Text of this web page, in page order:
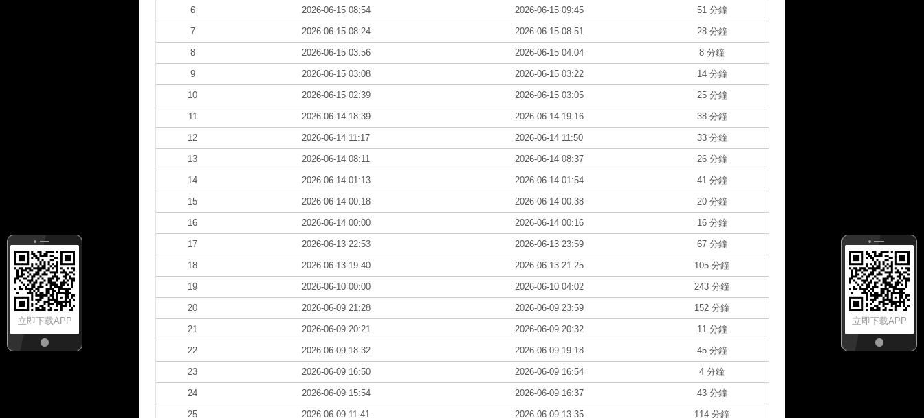
立即下载APP
立即下载APP
6 2026-06-15 08:54 2026-06-15 09:45 51 分鐘
7 2026-06-15 08:24 2026-06-15 08:51 28 分鐘
8 2026-06-15 03:56 2026-06-15 04:04 8 分鐘
9 2026-06-15 03:08 2026-06-15 03:22 14 分鐘
10 2026-06-15 02:39 2026-06-15 03:05 25 分鐘
11 2026-06-14 18:39 2026-06-14 19:16 38 分鐘
12 2026-06-14 11:17 2026-06-14 11:50 33 分鐘
13 2026-06-14 08:11 2026-06-14 08:37 26 分鐘
14 2026-06-14 01:13 2026-06-14 01:54 41 分鐘
15 2026-06-14 00:18 2026-06-14 00:38 20 分鐘
16 2026-06-14 00:00 2026-06-14 00:16 16 分鐘
17 2026-06-13 22:53 2026-06-13 23:59 67 分鐘
18 2026-06-13 19:40 2026-06-13 21:25 105 分鐘
19 2026-06-10 00:00 2026-06-10 04:02 243 分鐘
20 2026-06-09 21:28 2026-06-09 23:59 152 分鐘
21 2026-06-09 20:21 2026-06-09 20:32 11 分鐘
22 2026-06-09 18:32 2026-06-09 19:18 45 分鐘
23 2026-06-09 16:50 2026-06-09 16:54 4 分鐘
24 2026-06-09 15:54 2026-06-09 16:37 43 分鐘
25 2026-06-09 11:41 2026-06-09 13:35 114 分鐘